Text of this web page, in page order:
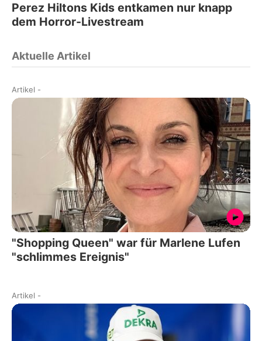
Perez Hiltons Kids entkamen nur knapp
dem Horror-Livestream
Aktuelle Artikel
Artikel -
"Shopping Queen" war für Marlene Lufen
"schlimmes Ereignis"
Artikel -